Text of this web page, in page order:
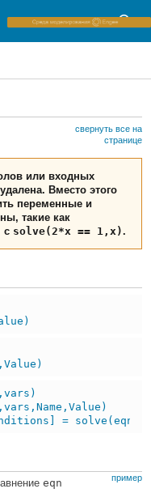
свернуть все на
странице
или входных
Вместо этого
переменные и
такие как
с solve(2*x == 1,x).
=
пример
eqn